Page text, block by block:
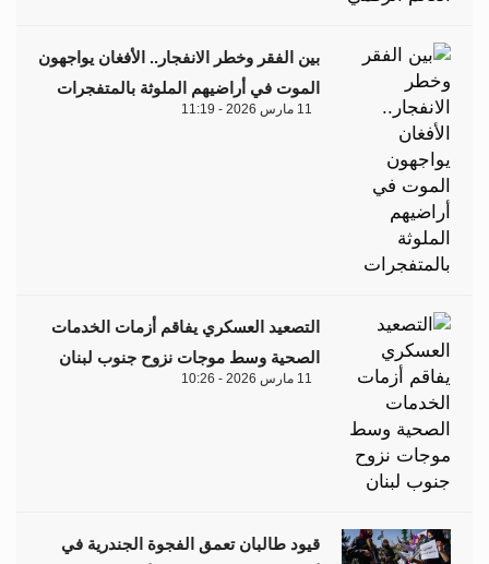
بين الفقر وخطر الانفجار.. الأفغان يواجهون
الموت في أراضيهم الملوثة بالمتفجرات
11 مارس 2026 - 11:19
التصعيد العسكري يفاقم أزمات الخدمات
الصحية وسط موجات نزوح جنوب لبنان
11 مارس 2026 - 10:26
قيود طالبان تعمق الفجوة الجندرية في